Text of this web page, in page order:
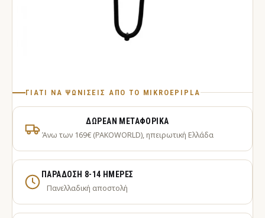
ΓΙΑΤΊ ΝΑ ΨΩΝΊΣΕΙΣ ΑΠΌ ΤΟ MIKROEPIPLA
ΔΩΡΕΆΝ ΜΕΤΑΦΟΡΙΚΆ
Άνω των 169€ (PAKOWORLD), ηπειρωτική Ελλάδα
ΠΑΡΆΔΟΣΗ 8-14 ΗΜΈΡΕΣ
Πανελλαδική αποστολή